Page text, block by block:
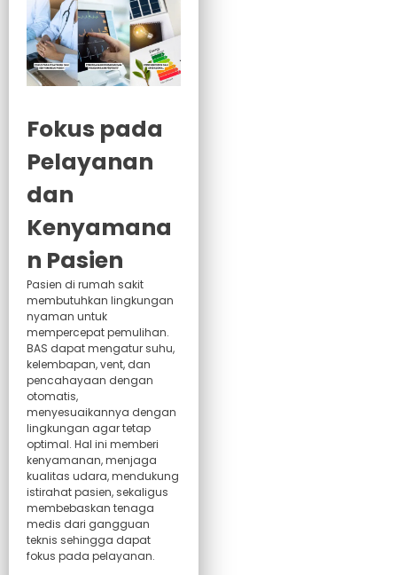
Fokus pada
Pelayanan
dan
Kenyamana
n Pasien
Pasien di rumah sakit
membutuhkan lingkungan
nyaman untuk
mempercepat pemulihan.
BAS dapat mengatur suhu,
kelembapan, vent, dan
pencahayaan dengan
otomatis,
menyesuaikannya dengan
lingkungan agar tetap
optimal. Hal ini memberi
kenyamanan, menjaga
kualitas udara, mendukung
istirahat pasien, sekaligus
membebaskan tenaga
medis dari gangguan
teknis sehingga dapat
fokus pada pelayanan.